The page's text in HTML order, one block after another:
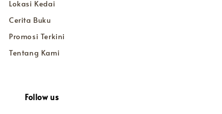
Lokasi Kedai
Cerita Buku
Promosi Terkini
Tentang Kami
Follow us